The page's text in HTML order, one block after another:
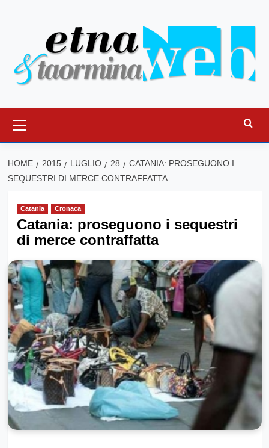
principale
HOME 2015 LUGLIO 28
CATANIA: PROSEGUONO I
SEQUESTRI DI MERCE CONTRAFFATTA
Catania Cronaca
Catania: proseguono i sequestri
di merce contraffatta